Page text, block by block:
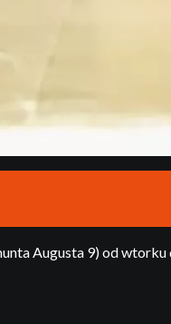
Augusta 9) od